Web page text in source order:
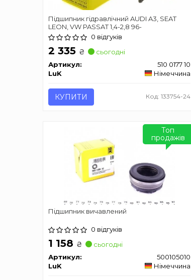
Підшипник гідравлічний AUDI A3, SEAT
LEON, VW PASSAT 1,4-2,8 96-
0 відгуків
2 335 ₴
сьогодні
Артикул:
510 0177 10
LuK
Німеччина
КУПИТИ Код: 133754-24
Підшипник вичавлений
0 відгуків
1 158 ₴
сьогодні
Артикул:
500105010
LuK
Німеччина
Топ
продажів